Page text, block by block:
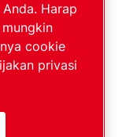
adalah rentang
refrigerator,
waktu yang
dingin untuk
Harap
cookie
privasi